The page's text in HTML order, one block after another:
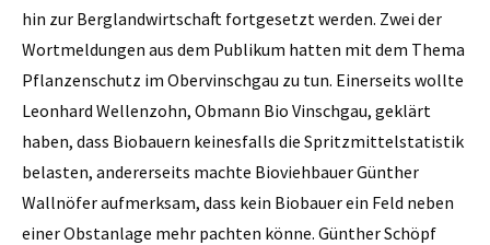
hin zur Berglandwirtschaft fortgesetzt werden. Zwei der
Wortmeldungen aus dem Publikum hatten mit dem Thema
Pflanzenschutz im Obervinschgau zu tun. Einerseits wollte
Leonhard Wellenzohn, Obmann Bio Vinschgau, geklärt
haben, dass Biobauern keinesfalls die Spritzmittelstatistik
belasten, andererseits machte Bioviehbauer Günther
Wallnöfer aufmerksam, dass kein Biobauer ein Feld neben
einer Obstanlage mehr pachten könne. Günther Schöpf